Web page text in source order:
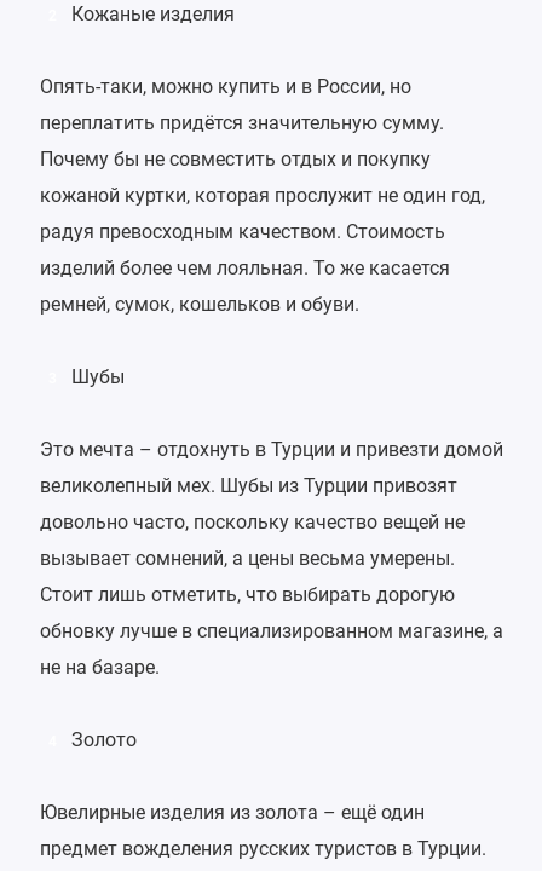
Кожаные изделия
Опять-таки, можно купить и в России, но
переплатить придётся значительную сумму.
Почему бы не совместить отдых и покупку
кожаной куртки, которая прослужит не один год,
радуя превосходным качеством. Стоимость
изделий более чем лояльная. То же касается
ремней, сумок, кошельков и обуви.
Шубы
Это мечта – отдохнуть в Турции и привезти домой
великолепный мех. Шубы из Турции привозят
довольно часто, поскольку качество вещей не
вызывает сомнений, а цены весьма умерены.
Стоит лишь отметить, что выбирать дорогую
обновку лучше в специализированном магазине, а
не на базаре.
Золото
Ювелирные изделия из золота – ещё один
предмет вожделения русских туристов в Турции.